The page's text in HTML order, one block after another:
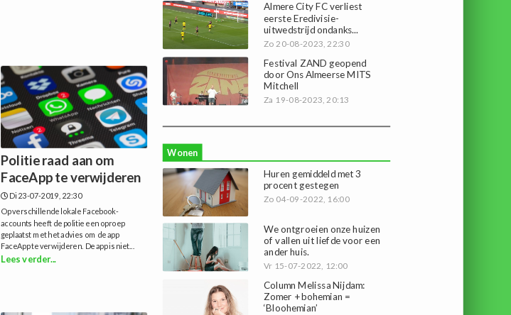
Politie raad aan om
FaceApp te verwijderen
Di 23-07-2019, 22:30
Op verschillende lokale Facebook-
accounts heeft de politie een oproep
geplaatst met het advies om de app
FaceApp te verwijderen. De app is niet...
Lees verder...
Almere City FC verliest
eerste Eredivisie-
uitwedstrijd ondanks...
Zo 20-08-2023, 22:30
Festival ZAND geopend
door Ons Almeerse MITS
Mitchell
Za 19-08-2023, 20:13
Wonen
Huren gemiddeld met 3
procent gestegen
Zo 04-09-2022, 16:00
We ontgroeien onze huizen
of vallen uit liefde voor een
ander huis.
Vr 15-07-2022, 12:00
Column Melissa Nijdam:
Zomer + bohemian =
‘Bloohemian’